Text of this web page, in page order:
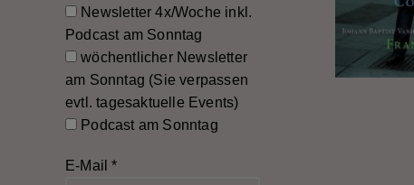
Newsletter 4x/Woche inkl.
Podcast am Sonntag
wöchentlicher Newsletter
am Sonntag (Sie verpassen
evtl. tagesaktuelle Events)
Podcast am Sonntag
E-Mail*